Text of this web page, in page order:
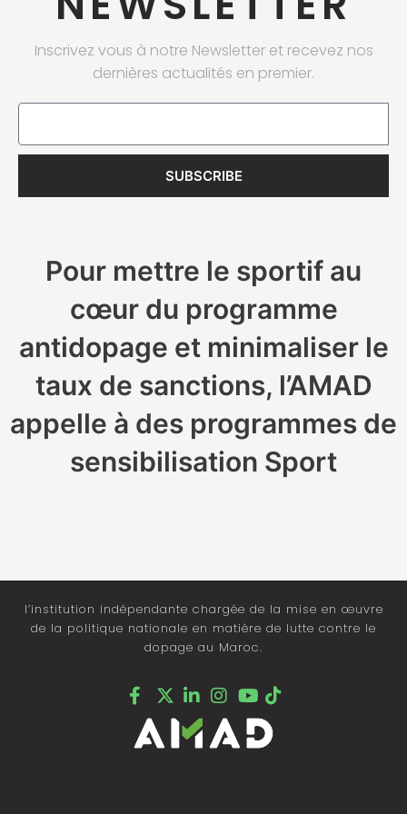
Inscrivez vous à notre Newsletter et recevez nos
dernières actualités en premier.
Email
SUBSCRIBE
Pour mettre le sportif au
cœur du programme
antidopage et minimaliser le
taux de sanctions, l’AMAD
appelle à des programmes de
sensibilisation Sport
l’institution indépendante chargée de la mise en œuvre
de la politique nationale en matière de lutte contre le
dopage au Maroc.